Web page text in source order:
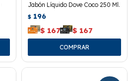
Jabón Líquido Dove Coco 250 Ml.
$ 196
$ 167 $ 167